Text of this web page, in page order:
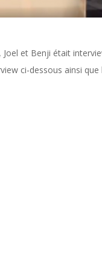
Joel et Benji était
ci-dessous ainsi